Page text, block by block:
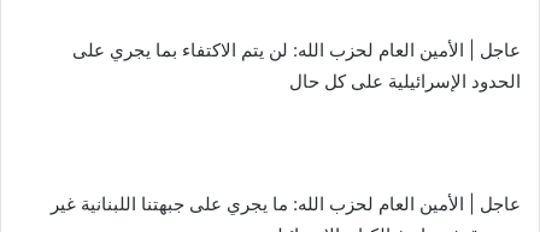
عاجل | الأمين العام لحزب الله: لن يتم الاكتفاء بما يجري على
الحدود الإسرائيلية على كل حال
عاجل | الأمين العام لحزب الله: ما يجري على جبهتنا اللبنانية غير